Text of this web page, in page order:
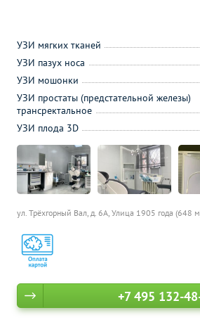
ул. Трёхгорный Вал, д. 6А, Улица 1905 года (648
УЗИ мягких тканей
УЗИ пазух носа
УЗИ мошонки
УЗИ простаты (предстательной железы)
трансректальное
УЗИ плода 3D
+7 495 132-